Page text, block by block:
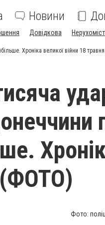
Новини
Довідкова
Хроніка великої війни 18
Фото: